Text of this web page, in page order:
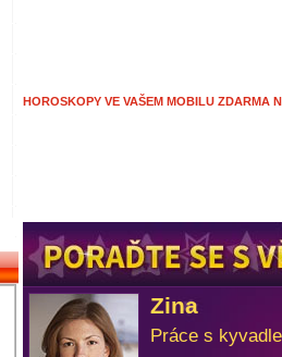
HOROSKOPY VE VAŠEM MOBILU ZDARMA
Zina
Práce s